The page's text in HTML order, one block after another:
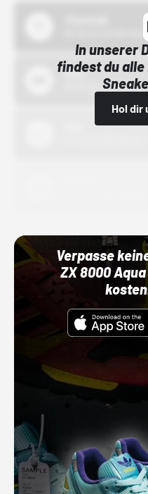
In unserer
findest du alle
Hol dir
Bstn
01.10.22 00:00 Uhr
Verpasse
ZX 8000